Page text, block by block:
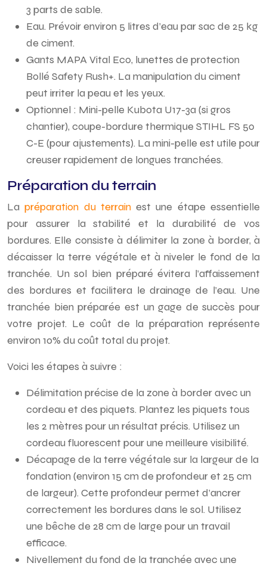
3 parts de sable.
Eau. Prévoir environ 5 litres d’eau par sac de 25 kg
de ciment.
Gants MAPA Vital Eco, lunettes de protection
Bollé Safety Rush+. La manipulation du ciment
peut irriter la peau et les yeux.
Optionnel : Mini-pelle Kubota U17-3a (si gros
chantier), coupe-bordure thermique STIHL FS 50
C-E (pour ajustements). La mini-pelle est utile pour
creuser rapidement de longues tranchées.
Préparation du terrain
Lapréparation du terrainest une étape essentielle
pour assurer la stabilité et la durabilité de vos
bordures. Elle consiste à délimiter la zone à border, à
décaisser la terre végétale et à niveler le fond de la
tranchée. Un sol bien préparé évitera l’affaissement
des bordures et facilitera le drainage de l’eau. Une
tranchée bien préparée est un gage de succès pour
votre projet. Le coût de la préparation représente
environ 10% du coût total du projet.
Voici les étapes à suivre :
Délimitation précise de la zone à border avec un
cordeau et des piquets. Plantez les piquets tous
les 2 mètres pour un résultat précis. Utilisez un
cordeau fluorescent pour une meilleure visibilité.
Décapage de la terre végétale sur la largeur de la
fondation (environ 15 cm de profondeur et 25 cm
de largeur). Cette profondeur permet d’ancrer
correctement les bordures dans le sol. Utilisez
une bêche de 28 cm de large pour un travail
efficace.
Nivellement du fond de la tranchée avec une